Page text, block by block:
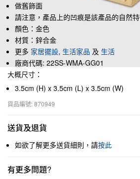
做舊飾面
請注意，產品上的凹痕是該產品的自然
顏色：金色
材質：鋅合金
更多 家居擺設, 生活家品 及 生活
廠商代碼: 22SS-WMA-GG01
大概尺寸：
3.5cm (H) x 3.5cm (L) x 3.5cm (W)
貨品編號: 870949
送貨及退貨
如欲了解更多送貨細則，請按此
有更多問題?